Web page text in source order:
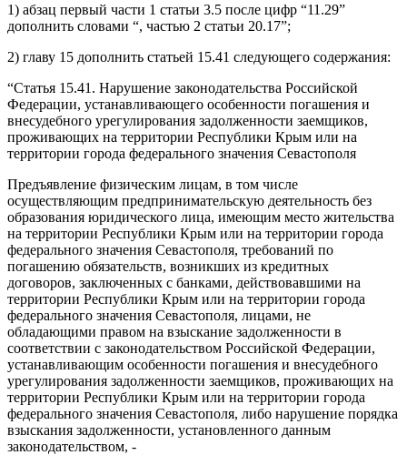
1) абзац первый части 1 статьи 3.5 после цифр “11.29”
дополнить словами “, частью 2 статьи 20.17”;
2) главу 15 дополнить статьей 15.41 следующего содержания:
“Статья 15.41. Нарушение законодательства Российской
Федерации, устанавливающего особенности погашения и
внесудебного урегулирования задолженности заемщиков,
проживающих на территории Республики Крым или на
территории города федерального значения Севастополя
Предъявление физическим лицам, в том числе
осуществляющим предпринимательскую деятельность без
образования юридического лица, имеющим место жительства
на территории Республики Крым или на территории города
федерального значения Севастополя, требований по
погашению обязательств, возникших из кредитных
договоров, заключенных с банками, действовавшими на
территории Республики Крым или на территории города
федерального значения Севастополя, лицами, не
обладающими правом на взыскание задолженности в
соответствии с законодательством Российской Федерации,
устанавливающим особенности погашения и внесудебного
урегулирования задолженности заемщиков, проживающих на
территории Республики Крым или на территории города
федерального значения Севастополя, либо нарушение порядка
взыскания задолженности, установленного данным
законодательством, -